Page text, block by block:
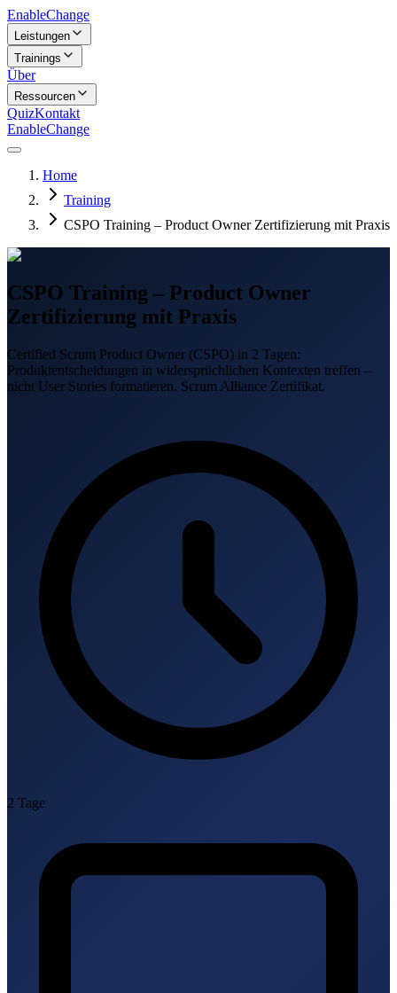
EnableChange
Leistungen
Trainings
Über
Ressourcen
QuizKontakt
EnableChange
Home
Training
CSPO Training – Product Owner Zertifizierung mit Praxis
CSPO Training – Product Owner
Zertifizierung mit Praxis
Certified Scrum Product Owner (CSPO) in 2 Tagen:
Produktentscheidungen in widersprüchlichen Kontexten treffen –
nicht User Stories formatieren. Scrum Alliance Zertifikat.
2 Tage